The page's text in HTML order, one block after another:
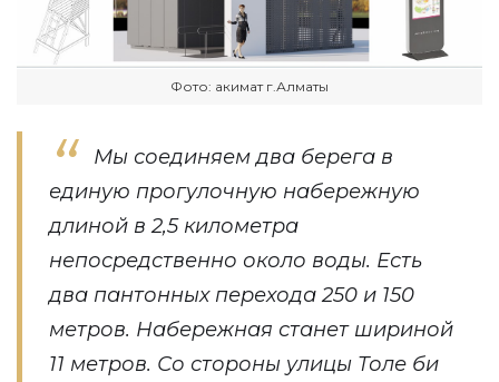
Фото: акимат г.Алматы
Мы соединяем два берега в
единую прогулочную набережную
длиной в 2,5 километра
непосредственно около воды. Есть
два пантонных перехода 250 и 150
метров. Набережная станет шириной
11 метров. Со стороны улицы Толе би